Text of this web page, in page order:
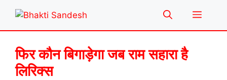
content
Menu
फिर कौन बिगाड़ेगा जब राम सहारा है
लिरिक्स